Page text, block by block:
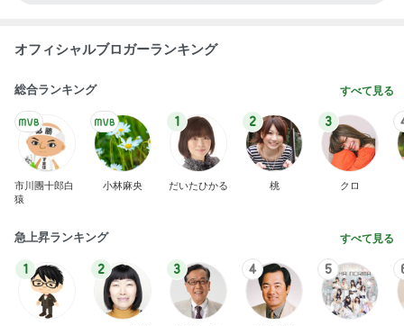
オフィシャルブロガーランキング
総合ランキング すべて見る
市川團十郎白
猿
小林麻央
1
だいたひかる
2
桃
3
クロ
急上昇ランキング すべて見る
1 2 3 4 5